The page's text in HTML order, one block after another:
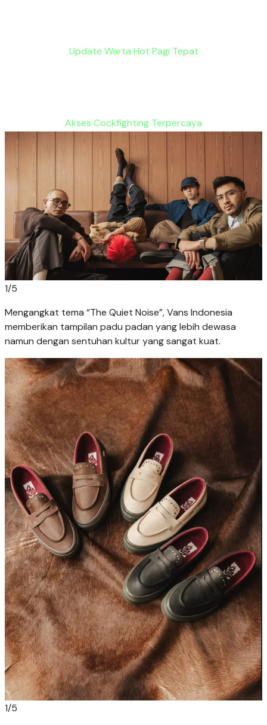
Update Warta Hot Pagi Tepat
Akses Cockfighting Terpercaya
1/5
Mengangkat tema “The Quiet Noise”, Vans Indonesia
memberikan tampilan padu padan yang lebih dewasa
namun dengan sentuhan kultur yang sangat kuat.
1/5